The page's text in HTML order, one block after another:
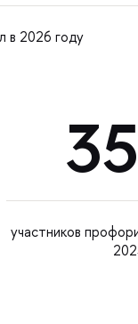
в 2026 году
участников